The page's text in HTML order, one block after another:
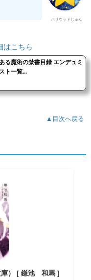
ハリウッドじゅん
はこちら
の禁書目録 エンデュミ
ト一覧...
▲目次へ戻る
庫） [ 鎌池 和馬 ]